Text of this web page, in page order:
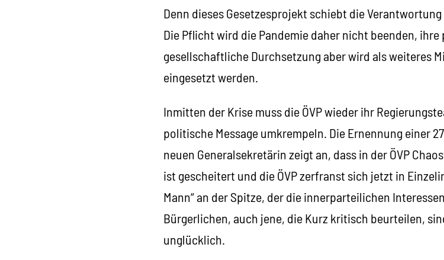
Denn dieses Gesetzesprojekt schiebt die
Die Pflicht wird die Pandemie daher nicht beenden,
gesellschaftliche Durchsetzung aber wird als weiteres
eingesetzt werden.
Inmitten der Krise muss die ÖVP wieder ihr
politische Message umkrempeln. Die Ernennung einer
neuen Generalsekretärin zeigt an, dass in der ÖVP
ist gescheitert und die ÖVP zerfranst sich jetzt in
Mann“ an der Spitze, der die innerparteilichen
Bürgerlichen, auch jene, die Kurz kritisch beurteilen,
unglücklich.